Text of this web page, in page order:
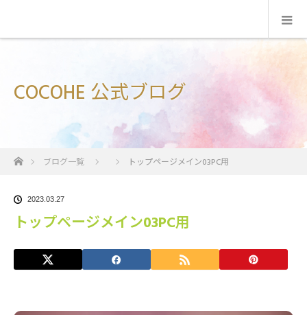
COCOHE 公式ブログ
ホームブログ一覧 トップページメイン03PC用
2023.03.27
トップページメイン03PC用